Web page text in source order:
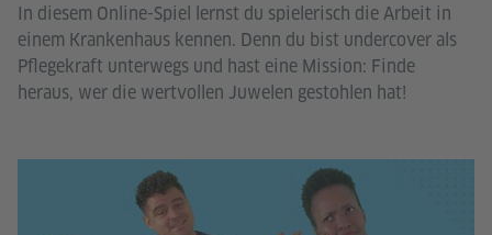
In diesem Online-Spiel lernst du spielerisch die Arbeit in
einem Krankenhaus kennen. Denn du bist undercover als
Pflegekraft unterwegs und hast eine Mission: Finde
heraus, wer die wertvollen Juwelen gestohlen hat!